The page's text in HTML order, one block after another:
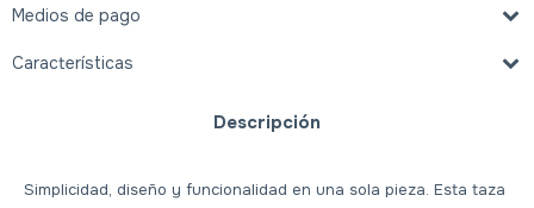
Medios de pago
Características
Descripción
Simplicidad, diseño y funcionalidad en una sola pieza. Esta taza